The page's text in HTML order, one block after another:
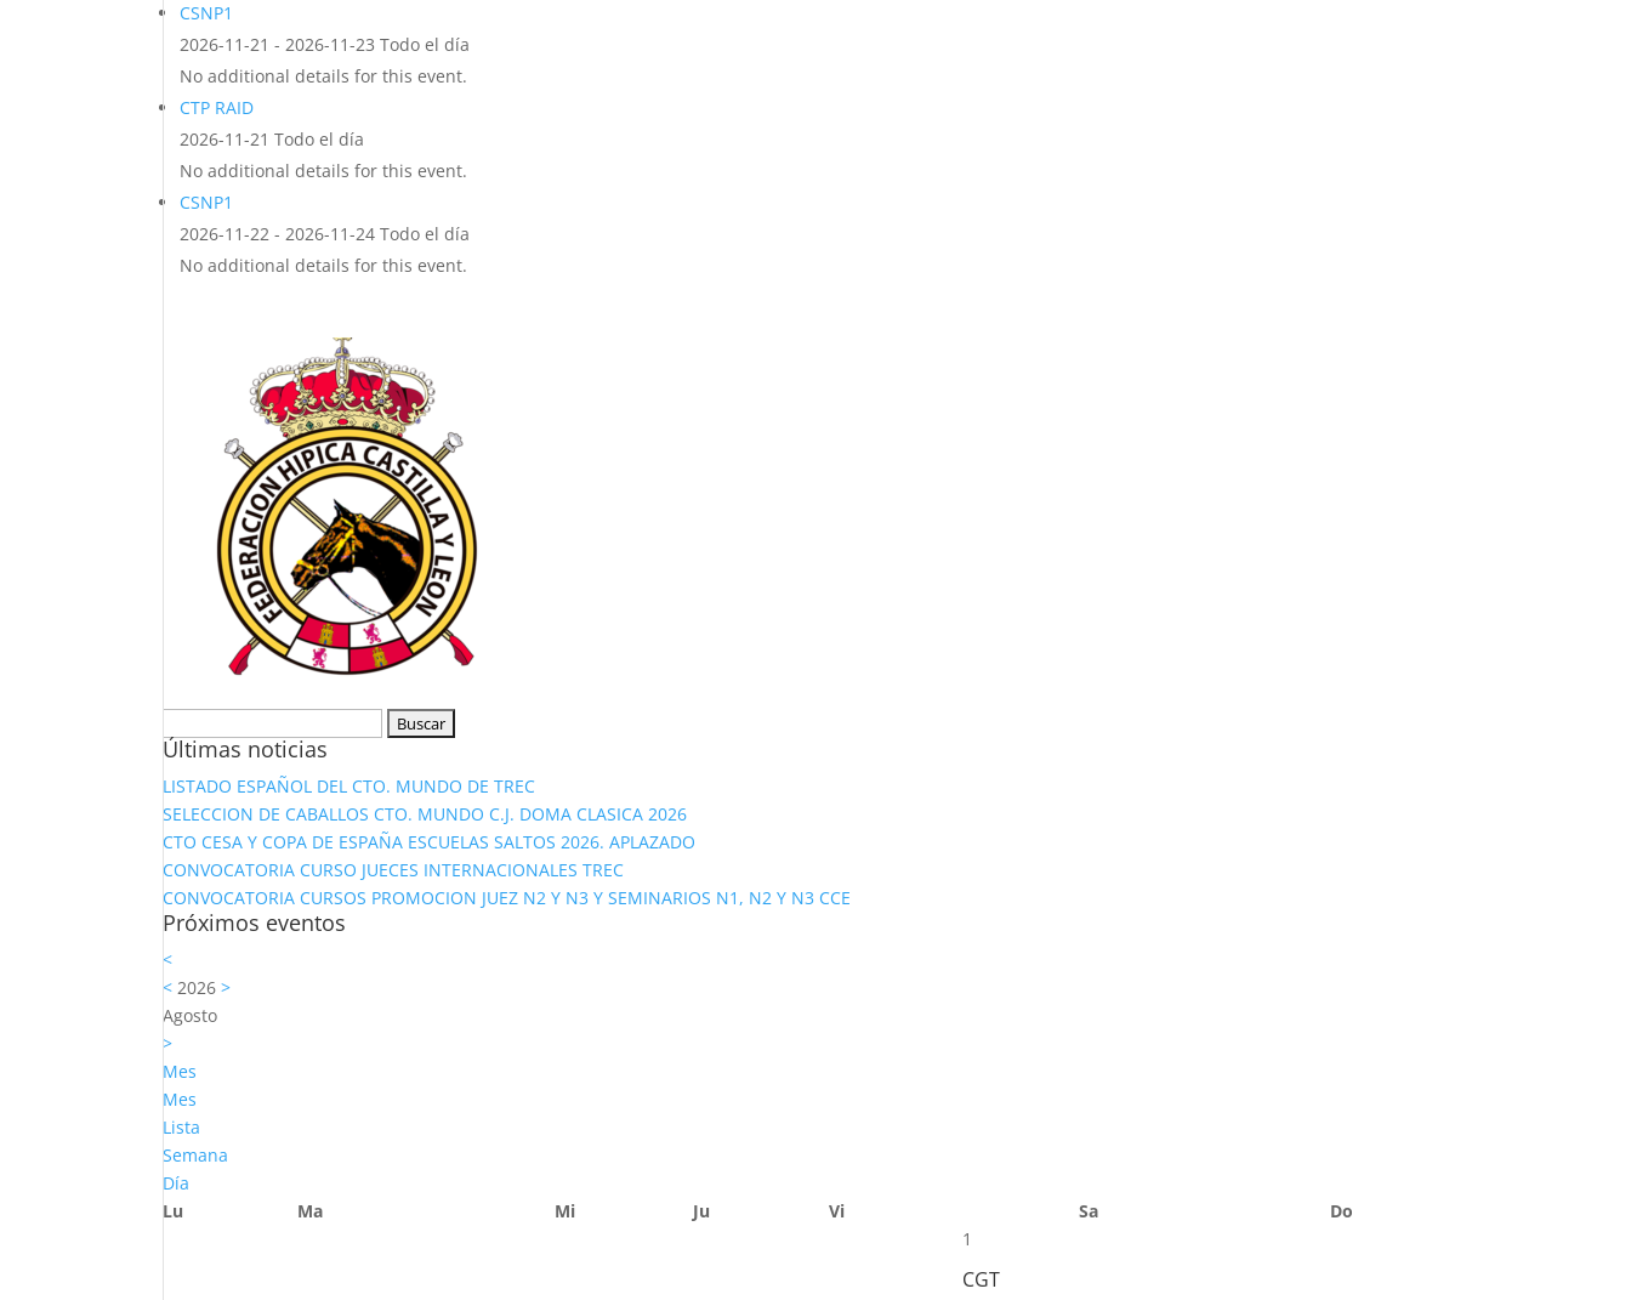
CSNP1
2026-11-21 - 2026-11-23 Todo el día
No additional details for this event.
CTP RAID
2026-11-21 Todo el día
No additional details for this event.
CSNP1
2026-11-22 - 2026-11-24 Todo el día
No additional details for this event.
Últimas noticias
LISTADO ESPAÑOL DEL CTO. MUNDO DE TREC
SELECCION DE CABALLOS CTO. MUNDO C.J. DOMA CLASICA 2026
CTO CESA Y COPA DE ESPAÑA ESCUELAS SALTOS 2026. APLAZADO
CONVOCATORIA CURSO JUECES INTERNACIONALES TREC
CONVOCATORIA CURSOS PROMOCION JUEZ N2 Y N3 Y SEMINARIOS N1, N2 Y N3 CCE
Próximos eventos
<
< 2026>
Agosto
>
Mes
Mes
Lista
Semana
Día
Lu
Ma Mi Ju Vi Sa
Do
1
CGT